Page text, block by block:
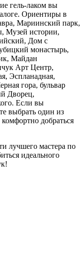
гель-лаком вы
Ориентиры в
Мариинский парк,
Музей истории,
Дом с
монастырь,
Майдан
Арт Центр,
Эспланадная,
гора, бульвар
Дворец,
Если вы
выбрать один из
добраться
лучшего мастера по
идеального